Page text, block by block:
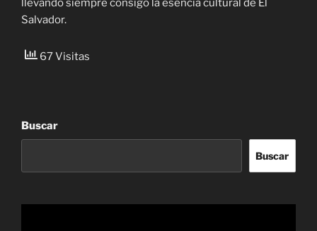
llevando siempre consigo la esencia cultural de El
Salvador.
67 Visitas
Buscar
Buscar